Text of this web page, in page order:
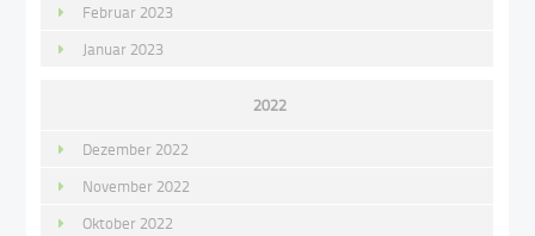
Februar 2023
Januar 2023
2022
Dezember 2022
November 2022
Oktober 2022